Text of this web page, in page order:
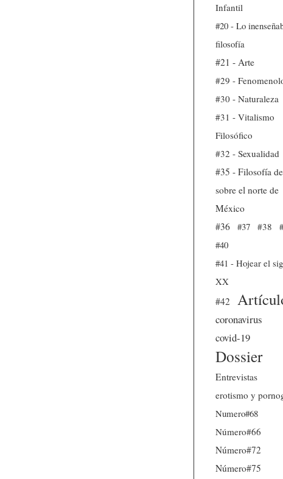
Infantil
#20 - Lo
filosofía
#21 - Arte
#29 -
#30 - Naturaleza
#31 - Vitalismo
Filosófico
#32 - Sexualidad
#35 - Filosofía
sobre el norte de
México
#36
#37 #38
#40
#41 - Hojear el
XX
#42
coronavirus
covid-19
Dossier
Entrevistas
erotismo y
Numero#68
Número#66
Número#72
Número#75